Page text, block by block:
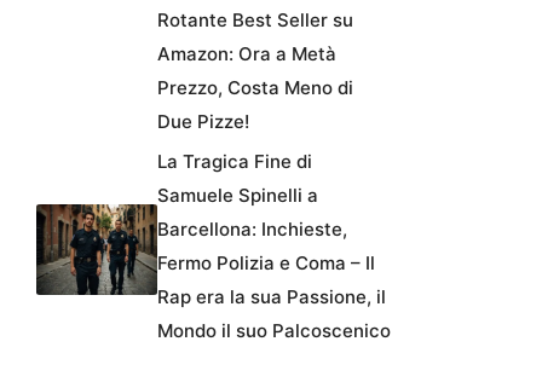
Rotante Best Seller su
Amazon: Ora a Metà
Prezzo, Costa Meno di
Due Pizze!
La Tragica Fine di
Samuele Spinelli a
Barcellona: Inchieste,
Fermo Polizia e Coma – Il
Rap era la sua Passione, il
Mondo il suo Palcoscenico